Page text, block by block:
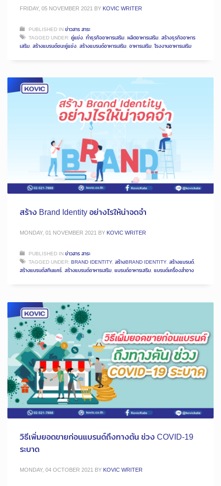
FRIDAY, 05 NOVEMBER 2021 BY KOVIC WRITER
PUBLISHED INข่าวสาร สาระ
TAGGED UNDER: คู่แข่ง, ทำธุรกิจอาหารเสริม, ผลิตอาหารเสริม, สร้างธุรกิจอาหาร
เสริม, สร้างแบรนด์ชนะคู่แข่ง, สร้างแบรนด์อาหารเสริม, อาหารเสริม, โรงงานอาหารเสริม
สร้าง Brand Identity อย่างไรให้น่าจดจำ
MONDAY, 01 NOVEMBER 2021 BY KOVIC WRITER
PUBLISHED INข่าวสาร สาระ
TAGGED UNDER: BRAND IDENTITY, สร้างBRAND IDENTITY, สร้างแบรนด์,
สร้างแบรนด์สกินแคร์, สร้างแบรนด์อาหารเสริม, แบรนด์อาหารเสริม, แบรนด์เครื่องสำอาง
วิธีเพิ่มยอดขายก่อนแบรนด์ถึงทางตัน ช่วง COVID-19
ระบาด
MONDAY, 04 OCTOBER 2021 BY KOVIC WRITER